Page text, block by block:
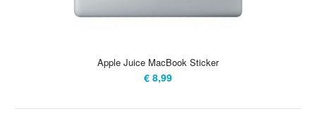
Apple Juice MacBook Sticker
€ 8,99